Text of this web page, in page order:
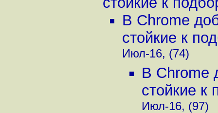
В Chrome
стойкие к
Июл-16, (74)
В Chrome
стойкие к
Июл-16, (97)